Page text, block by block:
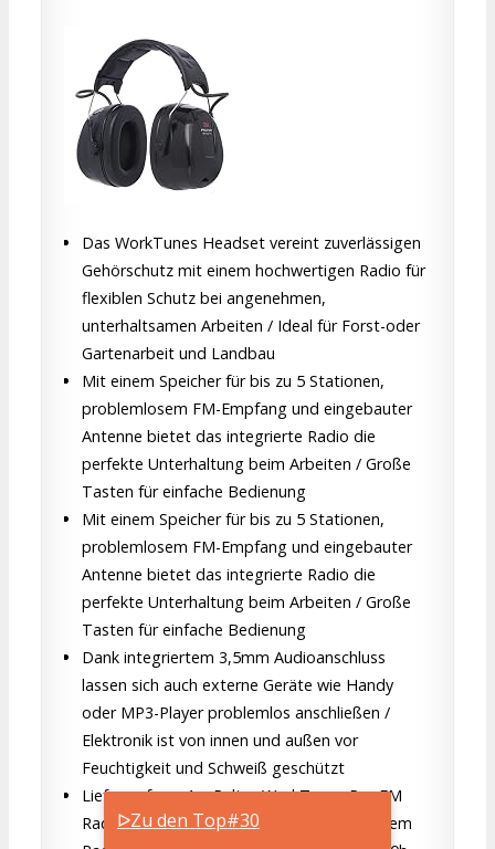
ᐅZu den Top#30
Das WorkTunes Headset vereint zuverlässigen
Gehörschutz mit einem hochwertigen Radio für
flexiblen Schutz bei angenehmen,
unterhaltsamen Arbeiten / Ideal für Forst-oder
Gartenarbeit und Landbau
Mit einem Speicher für bis zu 5 Stationen,
problemlosem FM-Empfang und eingebauter
Antenne bietet das integrierte Radio die
perfekte Unterhaltung beim Arbeiten / Große
Tasten für einfache Bedienung
Mit einem Speicher für bis zu 5 Stationen,
problemlosem FM-Empfang und eingebauter
Antenne bietet das integrierte Radio die
perfekte Unterhaltung beim Arbeiten / Große
Tasten für einfache Bedienung
Dank integriertem 3,5mm Audioanschluss
lassen sich auch externe Geräte wie Handy
oder MP3-Player problemlos anschließen /
Elektronik ist von innen und außen vor
Feuchtigkeit und Schweiß geschützt
Lieferumfang: 1 x Peltor WorkTunes Pro FM
Radio Gehörschutz-Headset mit integriertem